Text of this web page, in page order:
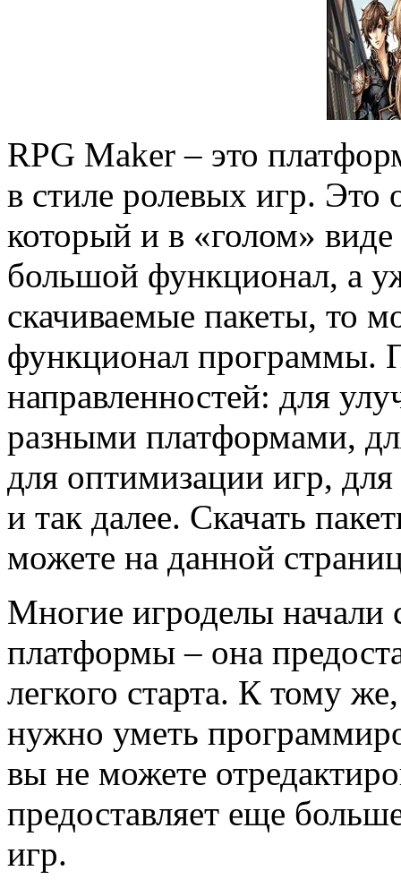
RPG Maker – это
в стиле ролевых игр.
который и в «голом»
большой функционал, а
скачиваемые пакеты, то
функционал программы.
направленностей: для
разными платформами,
для оптимизации игр,
и так далее. Скачать
можете на данной
Многие игроделы начали
платформы – она
легкого старта. К тому
нужно уметь
вы не можете
предоставляет еще
игр.